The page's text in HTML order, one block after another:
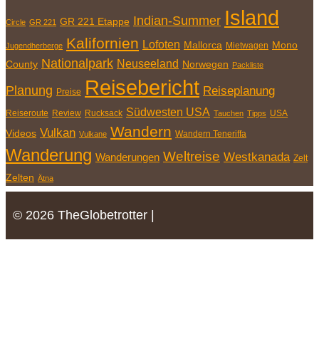
Circle GR 221 GR 221 Etappe Indian-Summer Island
Jugendherberge Kalifornien Lofoten Mallorca Mietwagen Mono
County Nationalpark Neuseeland Norwegen Packliste
Planung Preise Reisebericht Reiseplanung
Reiseroute Review Rucksack Südwesten USA Tauchen Tipps USA
Videos Vulkan Vulkane Wandern Wandern Teneriffa
Wanderung Wanderungen Weltreise Westkanada Zelt
Zelten Ätna
© 2026 TheGlobetrotter |